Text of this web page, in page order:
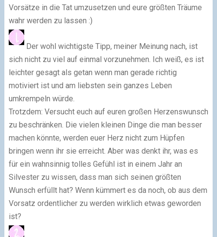
Vorsätze in die Tat umzusetzen und eure größten Träume
wahr werden zu lassen :)
Der wohl wichtigste Tipp, meiner Meinung nach, ist
sich nicht zu viel auf einmal vorzunehmen. Ich weiß, es ist
leichter gesagt als getan wenn man gerade richtig
motiviert ist und am liebsten sein ganzes Leben
umkrempeln würde.
Trotzdem: Versucht euch auf euren großen Herzenswunsch
zu beschränken. Die vielen kleinen Dinge die man besser
machen könnte, werden euer Herz nicht zum Hüpfen
bringen wenn ihr sie erreicht. Aber was denkt ihr, was es
für ein wahnsinnig tolles Gefühl ist in einem Jahr an
Silvester zu wissen, dass man sich seinen größten
Wunsch erfüllt hat? Wenn kümmert es da noch, ob aus dem
Vorsatz ordentlicher zu werden wirklich etwas geworden
ist?